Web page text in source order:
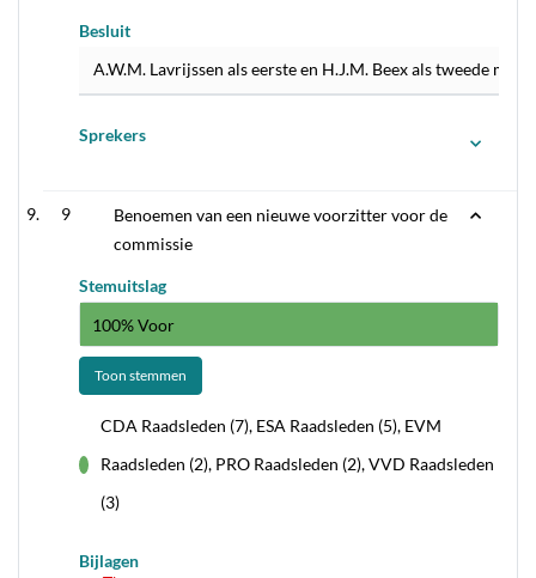
Besluit
A.W.M. Lavrijssen als eerste en H.J.M. Beex als tweede
Sprekers
9
Benoemen van een nieuwe voorzitter voor de
commissie
Stemuitslag
100% Voor
Toon stemmen
CDA Raadsleden (7), ESA Raadsleden (5), EVM
Raadsleden (2), PRO Raadsleden (2), VVD Raadsleden
(3)
Bijlagen